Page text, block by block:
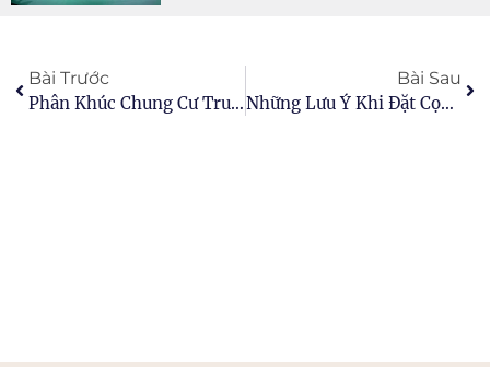
Bài Trước
Phân Khúc Chung Cư Trung – Cao Cấp Thu Hút Nhà Đầu Tư Nước Ngoài
Bài Sau
Những Lưu Ý Khi Đặt Cọc Mua Nhà Đất